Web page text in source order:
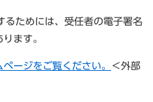
ためには、受任者の電子署名
ます。
ージをご覧ください。
＜外部